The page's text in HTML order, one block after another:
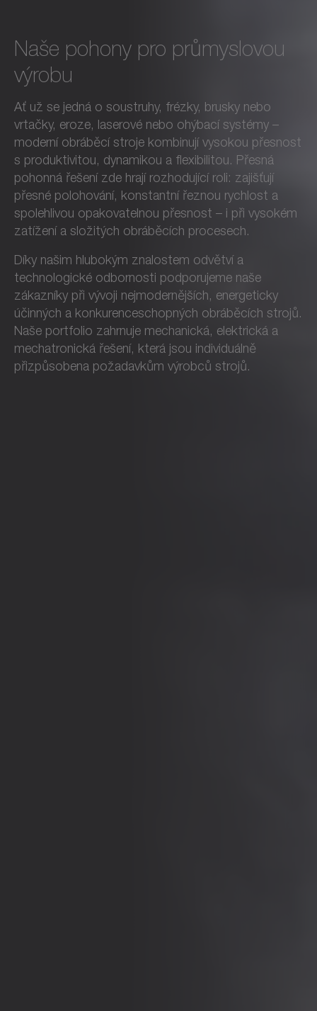
Naše pohony pro průmyslovou
výrobu
Ať už se jedná o soustruhy, frézky, brusky nebo
vrtačky, eroze, laserové nebo ohýbací systémy –
moderní obráběcí stroje kombinují vysokou přesnost
s produktivitou, dynamikou a flexibilitou. Přesná
pohonná řešení zde hrají rozhodující roli: zajišťují
přesné polohování, konstantní řeznou rychlost a
spolehlivou opakovatelnou přesnost – i při vysokém
zatížení a složitých obráběcích procesech.
Díky našim hlubokým znalostem odvětví a
technologické odbornosti podporujeme naše
zákazníky při vývoji nejmodernějších, energeticky
účinných a konkurenceschopných obráběcích strojů.
Naše portfolio zahrnuje mechanická, elektrická a
mechatronická řešení, která jsou individuálně
přizpůsobena požadavkům výrobců strojů.